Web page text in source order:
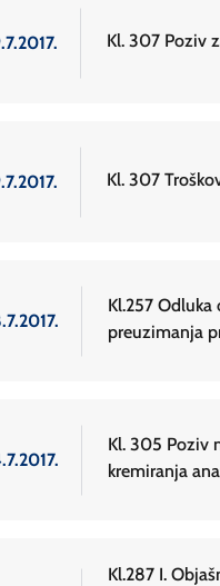
Kl. 307 Poziv
Kl. 307
Kl.257
preuzimanja
Kl. 305 Poziv
kremiranja
Kl.287 I.